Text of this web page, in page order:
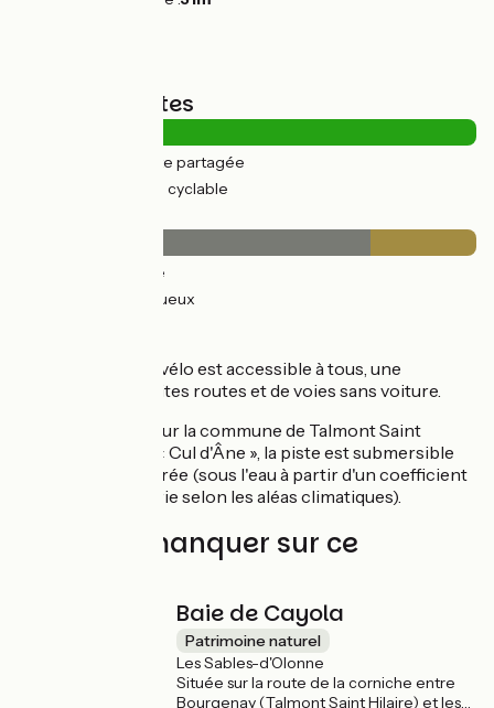
Types de routes
(28%) Route partagée
(72%) Voie cyclable
(77%) Lisse
(23%) Rugueux
Cette belle étape vélo est accessible à tous, une
alternance de petites routes et de voies sans voiture.
sur la commune de Talmont Saint
Hilaire au lieu-dit « Cul d'Âne », la piste est submersible
lors de grande marée (sous l'eau à partir d'un coefficient
de 110 environ, varie selon les aléas climatiques).
À ne pas manquer sur ce
Baie de Cayola
Patrimoine naturel
Les Sables-d'Olonne
Située sur la route de la corniche entre
Bourgenay (Talmont Saint Hilaire) et les